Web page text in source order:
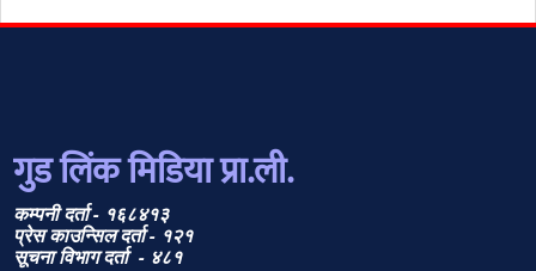
गुड लिंक मिडिया प्रा.ली.
कम्पनी दर्ता - १६८४१३
प्रेस काउन्सिल दर्ता - १२१
सूचना विभाग दर्ता - ४८१